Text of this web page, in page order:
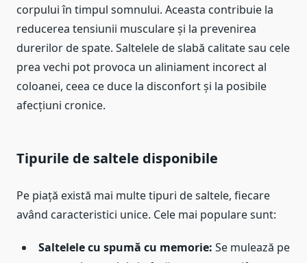
corpului în timpul somnului. Aceasta contribuie la
reducerea tensiunii musculare și la prevenirea
durerilor de spate. Saltelele de slabă calitate sau cele
prea vechi pot provoca un aliniament incorect al
coloanei, ceea ce duce la disconfort și la posibile
afecțiuni cronice.
Tipurile de saltele disponibile
Pe piață există mai multe tipuri de saltele, fiecare
având caracteristici unice. Cele mai populare sunt:
Saltelele cu spumă cu memorie: Se mulează pe